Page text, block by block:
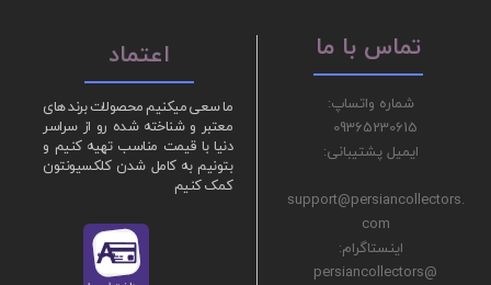
ما سعی میکنیم محصولات برند های
معتبر و شناخته شده رو از سراسر
دنیا با قیمت مناسب تهیه کنیم و
بتونیم به کامل شدن کلکسیونتون
کمک کنیم
شماره واتساپ:
09365230615
ایمیل پشتیبانی:
support@persiancollectors.
com
اینستاگرام:
@persiancollectors
تماس با ما اعتماد